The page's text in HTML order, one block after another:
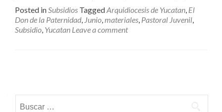
Posted inSubsidios TaggedArquidiocesis de Yucatan, El
Don de la Paternidad, Junio,materiales, Pastoral Juvenil,
Subsidio, Yucatan Leave a comment
navigation